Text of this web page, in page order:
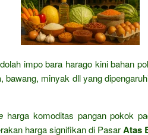
impo bara harago kini bahan
bawang, minyak dll yang
harga komoditas pangan pokok
harga signifikan di PasarAtas